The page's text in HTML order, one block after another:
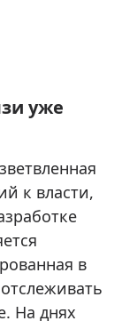
уже
к власти,
в
На днях